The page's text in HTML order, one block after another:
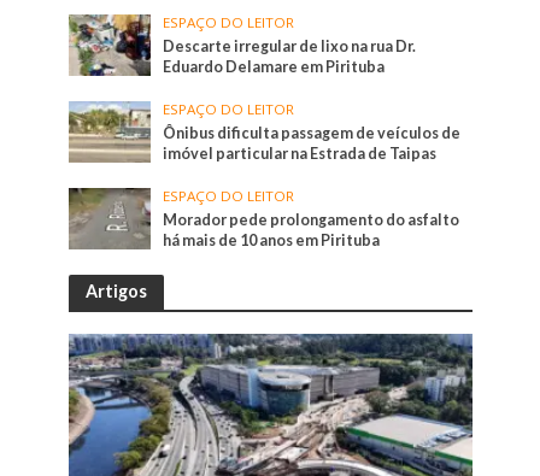
ESPAÇO DO LEITOR
Descarte irregular de lixo na rua Dr.
Eduardo Delamare em Pirituba
ESPAÇO DO LEITOR
Ônibus dificulta passagem de veículos de
imóvel particular na Estrada de Taipas
ESPAÇO DO LEITOR
Morador pede prolongamento do asfalto
há mais de 10 anos em Pirituba
Artigos